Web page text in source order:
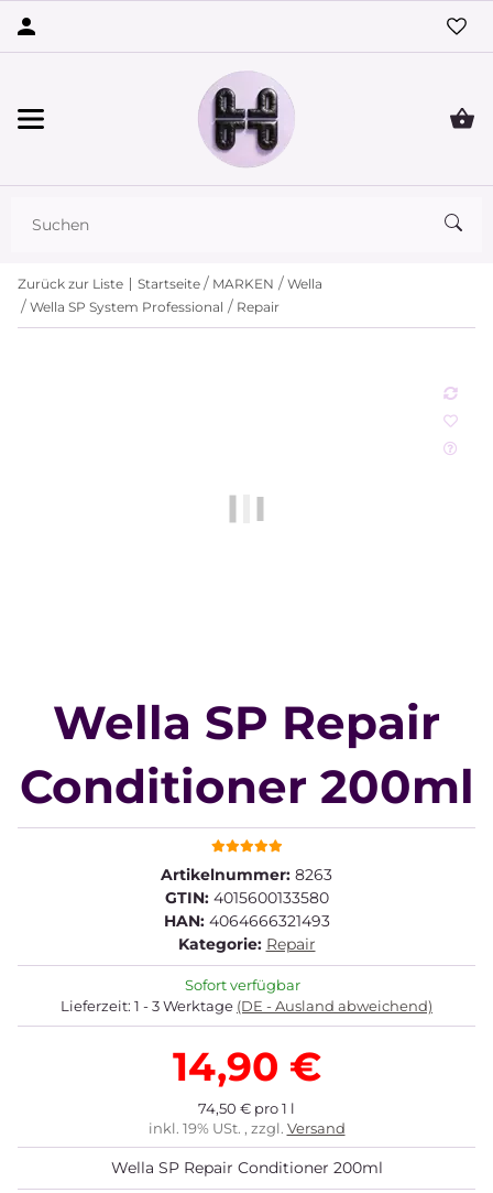
Zurück zur Liste Startseite MARKEN
Wella
Wella SP System Professional
Repair
Wella SP Repair
Conditioner 200ml
Artikelnummer: 8263
GTIN: 4015600133580
HAN: 4064666321493
Kategorie: Repair
Sofort verfügbar
Lieferzeit: 1 - 3 Werktage (DE - Ausland abweichend)
14,90 €
74,50 € pro 1 l
inkl. 19% USt. , zzgl. Versand
Wella SP Repair Conditioner 200ml